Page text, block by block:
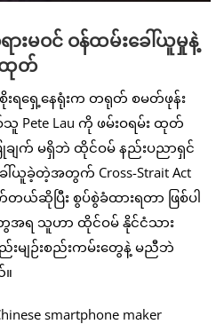
ားမဝင် ဝန်ထမ်းခေါ်ယူမှုနဲ့
ထုတ်
းရရှေ့နေရုံးက တရုတ် စမတ်ဖုန်း
သူ Pete Lau ကို ဖမ်းဝရမ်း ထုတ်
ျက် မရှိဘဲ ထိုင်ဝမ် နည်းပညာရှင်
ါ်ယူခဲ့တဲ့အတွက် Cross-Strait Act
ယ်ဆိုပြီး စွပ်စွဲခံထားရတာ ဖြစ်ပါ
အရ သူဟာ ထိုင်ဝမ် နိုင်ငံသား
းမျဉ်းစည်းကမ်းတွေနဲ့ မညီဘဲ